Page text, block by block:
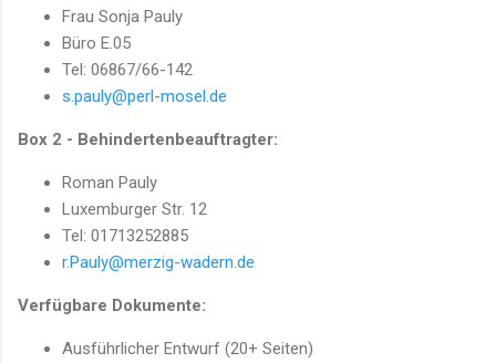
Frau Sonja Pauly
Büro E.05
Tel: 06867/66-142
s.pauly@perl-mosel.de
Box 2 - Behindertenbeauftragter:
Roman Pauly
Luxemburger Str. 12
Tel: 01713252885
r.Pauly@merzig-wadern.de
Verfügbare Dokumente:
Ausführlicher Entwurf (20+ Seiten)